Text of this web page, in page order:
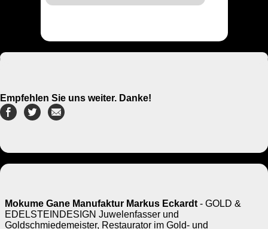
Empfehlen Sie uns weiter. Danke!
Mokume Gane Manufaktur Markus Eckardt - GOLD &
EDELSTEINDESIGN Juwelenfasser und
Goldschmiedemeister, Restaurator im Gold- und